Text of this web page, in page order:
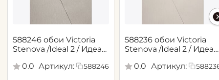
588246 обои Victoria
Stenova /Ideal 2 / Идеал
0.0 Артикул: 588246
588236 обои Victoria
Stenova /Ideal 2 / Идеал
0.0
Артикул: